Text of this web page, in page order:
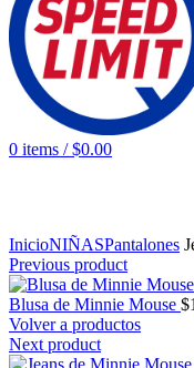
0 items / $0.00
InicioNIÑASPantalones
Previous product
Blusa de Minnie Mouse $
Volver a productos
Next product